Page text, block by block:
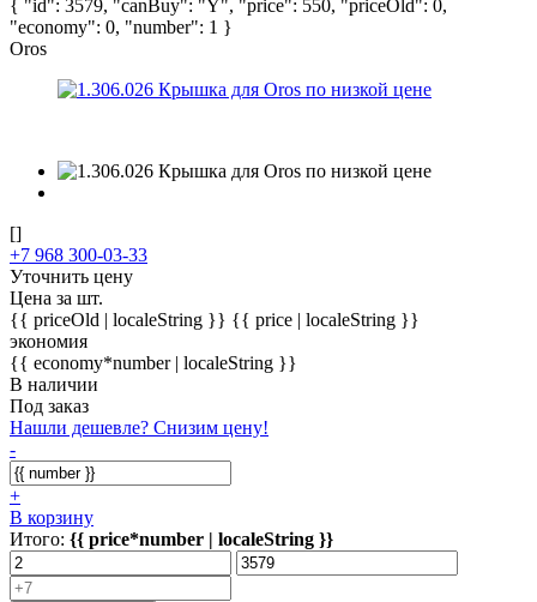
{ "id": 3579, "canBuy": "Y", "price": 550, "priceOld": 0,
"economy": 0, "number": 1 }
Oros
[]
+7 968 300-03-33
Уточнить цену
Цена за шт.
{{ priceOld | localeString }} {{ price | localeString }}
экономия
{{ economy*number | localeString }}
В наличии
Под заказ
Нашли дешевле? Снизим цену!
-
+
В корзину
Итого: {{ price*number | localeString }}